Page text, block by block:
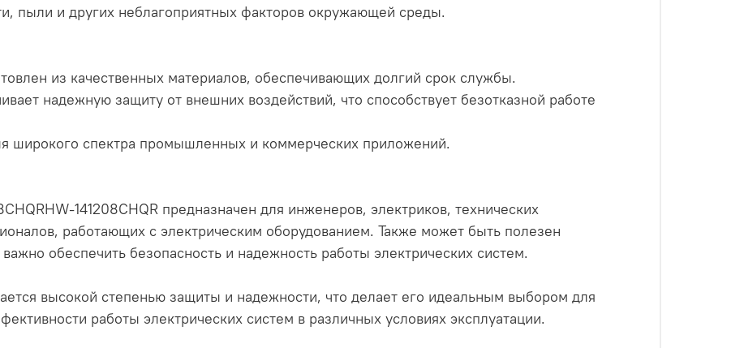
пыли и других неблагоприятных факторов окружающей среды.
из качественных материалов, обеспечивающих долгий срок службы.
надежную защиту от внешних воздействий, что способствует безотказной работе
широкого спектра промышленных и коммерческих приложений.
141208CHQR предназначен для инженеров, электриков, технических
работающих с электрическим оборудованием. Также может быть полезен
обеспечить безопасность и надежность работы электрических систем.
высокой степенью защиты и надежности, что делает его идеальным выбором для
работы электрических систем в различных условиях эксплуатации.